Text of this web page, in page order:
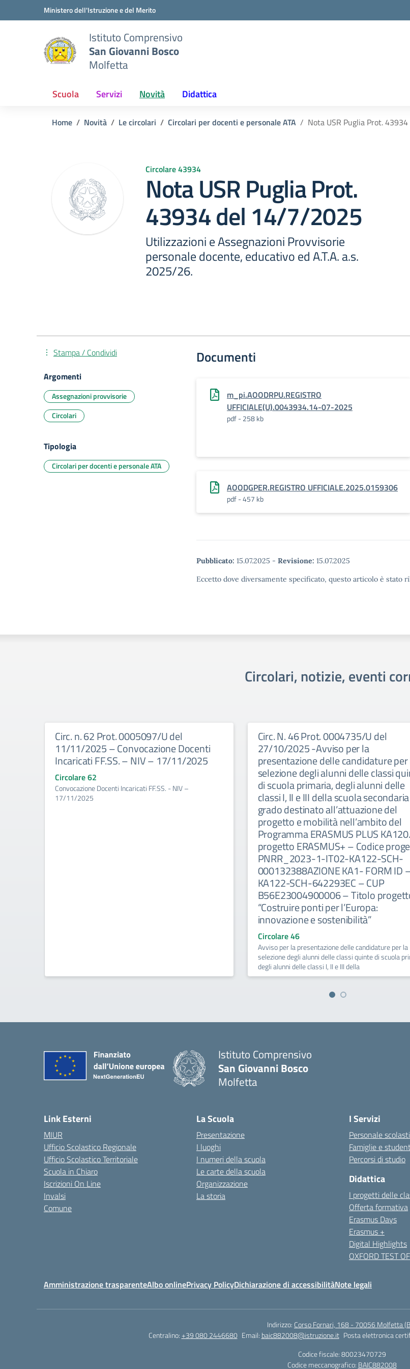
Vai ai contenuti
Vai al menu di navigazioneMinistero dell'Istruzione e del Merito
Istituto Comprensivo
San Giovanni Bosco
Molfetta
Scuola Servizi Novità Didattica
Home Novità Le circolari Circolari per docenti e personale ATA Nota USR Puglia Prot.
Circolare 43934
Nota USR Puglia Prot.
43934 del 14/7/2025
Utilizzazioni e Assegnazioni Provvisorie
personale docente, educativo ed A.T.A. a.s.
2025/26.
Documenti
m_pi.AOODRPU.REGISTRO
UFFICIALE(U).0043934.14-07-2025
pdf - 258 kb
AOODGPER.REGISTRO UFFICIALE.2025.0159306
pdf - 457 kb
Pubblicato: 15.07.2025 - Revisione: 15.07.2025
Eccetto dove diversamente specificato, questo articolo è stato
Stampa / Condividi
Argomenti
Assegnazioni provvisorie
Circolari
Tipologia
Circolari per docenti e personale ATA
Circolari, notizie, eventi
Circ. n. 62 Prot. 0005097/U del
11/11/2025 – Convocazione Docenti
Incaricati FF.SS. – NIV – 17/11/2025
Circolare 62
Convocazione Docenti Incaricati FF.SS. - NIV –
17/11/2025
Circ. N. 46 Prot. 0004735/U del
27/10/2025 -Avviso per la
presentazione delle candidature
selezione degli alunni delle classi
di scuola primaria, degli alunni delle
classi I, II e III della scuola
grado destinato all’attuazione del
progetto e mobilità nell’ambito del
Programma ERASMUS PLUS KA120.
progetto ERASMUS+ – Codice
PNRR_2023-1-IT02-KA122-SCH-
000132388AZIONE KA1- FORM ID
KA122-SCH-642293EC – CUP
B56E23004900006 – Titolo
“Costruire ponti per l’Europa:
innovazione e sostenibilità”
Circolare 46
Avviso per la presentazione delle candidature per la
selezione degli alunni delle classi quinte di scuola
degli alunni delle classi I, II e III della
Istituto Comprensivo
San Giovanni Bosco
Molfetta
Link Esterni
MIUR
Ufficio Scolastico Regionale
Ufficio Scolastico Territoriale
Scuola in Chiaro
Iscrizioni On Line
Invalsi
Comune
La Scuola
Presentazione
I luoghi
I numeri della scuola
Le carte della scuola
Organizzazione
La storia
I Servizi
Personale
Famiglie e
Percorsi di studio
Didattica
I progetti delle
Offerta formativa
Erasmus Days
Erasmus +
Digital Highlights
OXFORD TEST
Amministrazione trasparenteAlbo onlinePrivacy PolicyDichiarazione di accessibilitàNote legali
Indirizzo: Corso Fornari, 168 - 70056 Molfetta
Centralino:+39 080 2446680 Email: baic882008@istruzione.it Posta elettronica
Codice fiscale: 80023470729
Codice meccanografico: BAIC882008